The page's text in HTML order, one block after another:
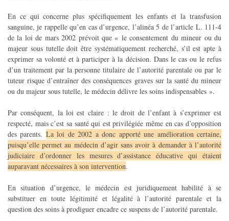
En ce qui concerne plus spécifiquement les enfants et la transfusion
sanguine, je rappelle qu’en cas d’urgence, l’alinéa 5 de l’article L. 111-4
de la loi de mars 2002 prévoit que « le consentement du mineur ou du
majeur sous tutelle doit être systématiquement recherché, s’il est apte à
exprimer sa volonté et à participer à la décision. Dans le cas ou le refus
d’un traitement par la personne titulaire de l’autorité parentale ou par le
tuteur risque d’entraîner des conséquences graves sur la santé du mineur
ou du majeur sous tutelle, le médecin délivre les soins indispensables ».
Par conséquent, la loi est claire : le droit de l’enfant à s’exprimer est
respecté, mais c’est sa santé qui est privilégiée même en cas d’opposition
des parents. La loi de 2002 a donc apporté une amélioration certaine,
puisqu’elle permet au médecin d’agir sans avoir à demander à l’autorité
judiciaire d’ordonner les mesures d’assistance éducative qui étaient
auparavant nécessaires à son intervention.
En situation d’urgence, le médecin est juridiquement habilité à se
substituer en toute légitimité et légalité à l’autorité parentale et la
question des soins à prodiguer encadre ce suspens de l’autorité parentale.